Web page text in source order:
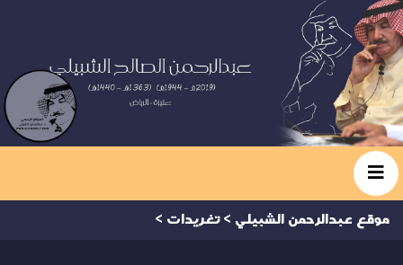
موقع عبدالرحمن الشبيلي > تغريدات >